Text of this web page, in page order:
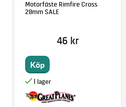
Motorfäste Rimfire Cross
28mm SALE
46 kr
Köp